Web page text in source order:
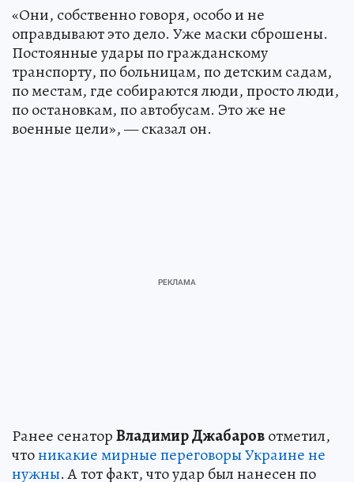
«Они, собственно говоря, особо и не
оправдывают это дело. Уже маски сброшены.
Постоянные удары по гражданскому
транспорту, по больницам, по детским садам,
по местам, где собираются люди, просто люди,
по остановкам, по автобусам. Это же не
военные цели», — сказал он.
Ранее сенаторВладимир Джабаровотметил,
чтоникакие мирные переговоры Украине не
нужны. А тот факт, что удар был нанесен по